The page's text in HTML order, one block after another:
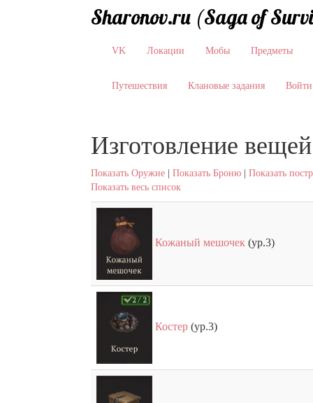
Sharonov.ru (Saga of
VK Локации Мобы Предметы
Путешествия Клановые задания Войти
Изготовление
Показать Оружие Показать Броню
Показать
Показать весь список
Кожаный мешочек (ур.3)
Костер (ур.3)